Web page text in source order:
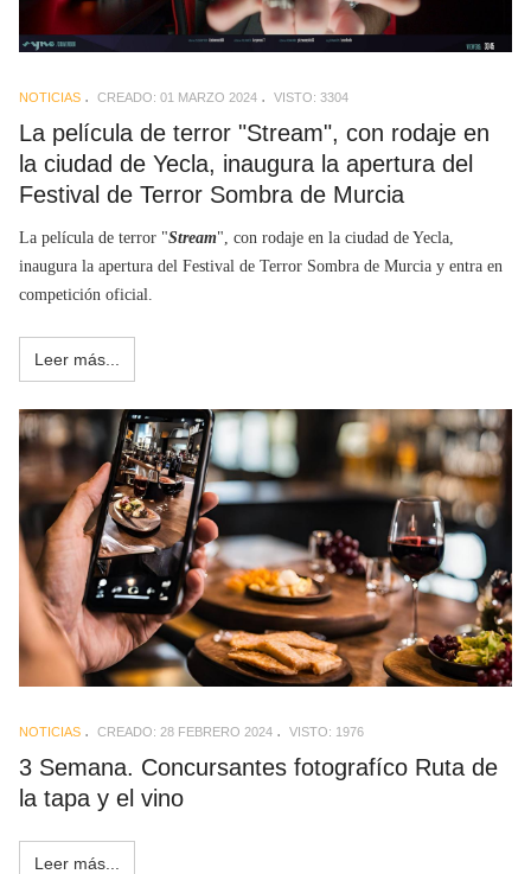
NOTICIAS CREADO: 01 MARZO 2024 VISTO: 3304
La película de terror "Stream", con rodaje en
la ciudad de Yecla, inaugura la apertura del
Festival de Terror Sombra de Murcia
La película de terror "Stream", con rodaje en la ciudad de Yecla,
inaugura la apertura del Festival de Terror Sombra de Murcia y entra en
competición oficial.
Leer más...
NOTICIAS CREADO: 28 FEBRERO 2024 VISTO: 1976
3 Semana. Concursantes fotografíco Ruta de
la tapa y el vino
Leer más...